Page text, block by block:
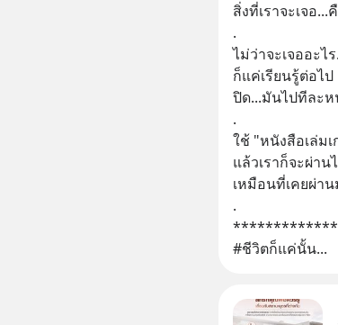
สิ่งที่เราจะเจอ...
.
ไม่ว่าจะเจออะไร
ก็แค่เรียนรู้ต่อไป
ปิด...มันไปทีละห
.
ใช้ "หนังสือเล่ม
แล้วเราก็จะผ่าน
เหมือนที่เคยผ่า
.
#ชีวิตก็แค่นั้น...